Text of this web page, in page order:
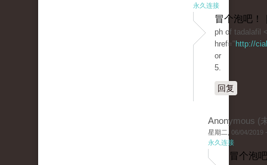
永久连接
冒个泡吧！
ph of tadalafil
href=" http://
or
5.
回复
Anonymous (
星期二, 06/04/2019
永久连接
冒个泡